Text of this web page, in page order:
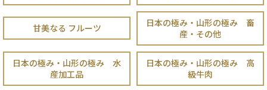
甘美なる フルーツ
日本の極み・山形の極み 畜
産・その他
日本の極み・山形の極み 水
産加工品
日本の極み・山形の極み 高
級牛肉